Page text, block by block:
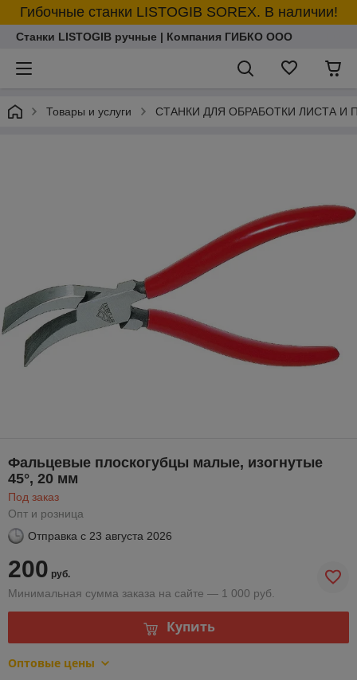
Гибочные станки LISTOGIB SOREX. В наличии!
Станки LISTOGIB ручные | Компания ГИБКО ООО
Товары и услуги СТАНКИ ДЛЯ ОБРАБОТКИ ЛИСТА И
Фальцевые плоскогубцы малые, изогнутые
45°, 20 мм
Под заказ
Опт и розница
Отправка с 23 августа 2026
200 руб.
Минимальная сумма заказа на сайте — 1 000 руб.
Купить
Оптовые цены